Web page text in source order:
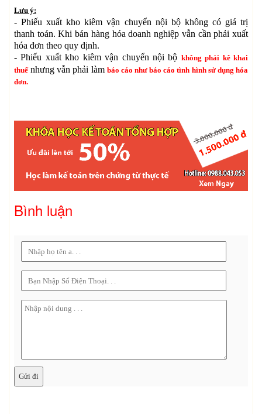
Lưu ý:
- Phiếu xuất kho kiêm vận chuyển nội bộ không có giá trị
thanh toán. Khi bán hàng hóa doanh nghiệp vẫn cần phải xuất
hóa đơn theo quy định.
- Phiếu xuất kho kiêm vận chuyển nội bộ không phải kê khai
thuếnhưng vẫn phải làm báo cáo như báo cáo tình hình sử dụng hóa
đơn.
Bình luận